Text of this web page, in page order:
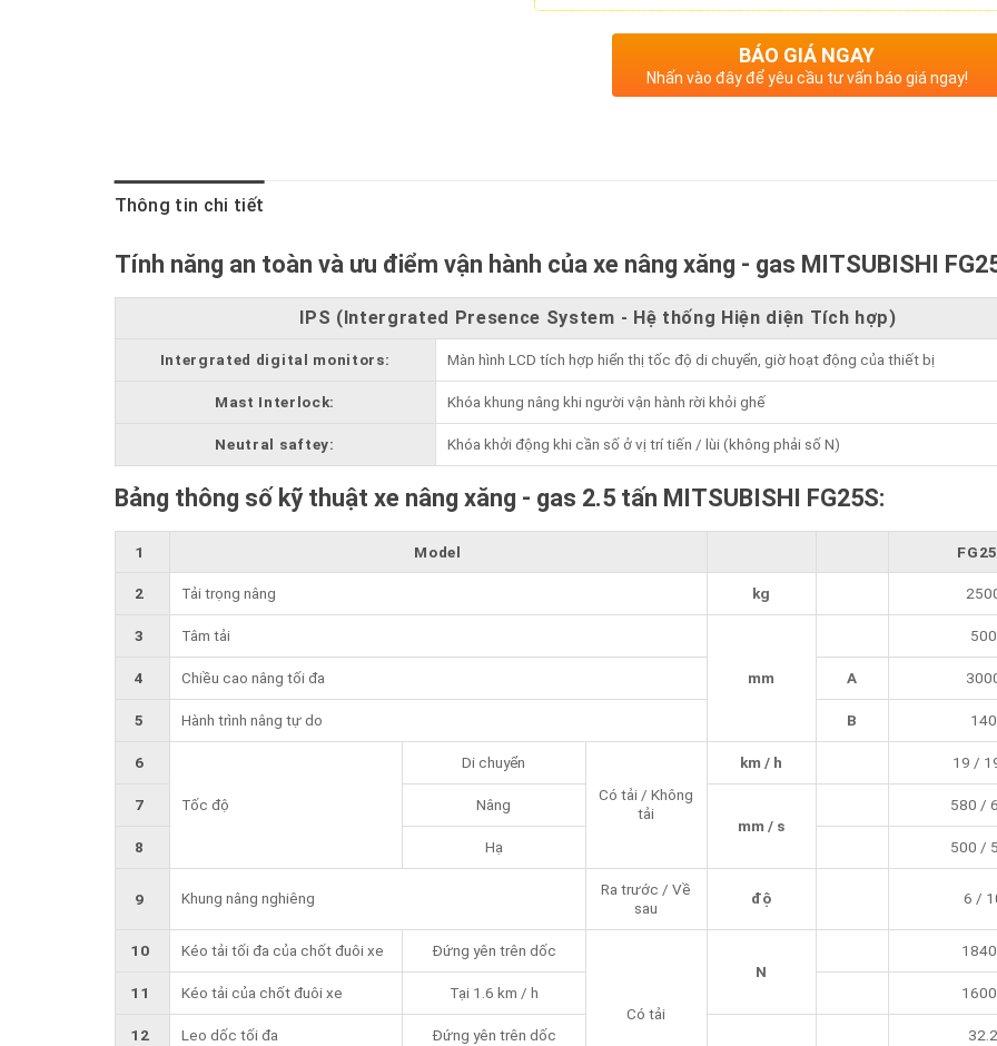
BÁO GIÁ NGAY
Nhấn vào đây để yêu cầu tư vấn báo giá ngay!
Thông tin chi tiết
Tính năng an toàn và ưu điểm vận hành của xe nâng xăng - gas MITSUBISHI
IPS (Intergrated Presence System - Hệ thống Hiện diện Tích hợp)
Intergrated digital monitors: Màn hình LCD tích hợp hiển thị tốc độ di chuyển, giờ hoạt động của thiết bị
Mast Interlock: Khóa khung nâng khi người vận hành rời khỏi ghế
Neutral saftey: Khóa khởi động khi cần số ở vị trí tiến / lùi (không phải số N)
Bảng thông số kỹ thuật xe nâng xăng - gas 2.5 tấn MITSUBISHI FG25S:
1 Model
2 Tải trọng nâng kg
3 Tâm tải
mm
500
4 Chiều cao nâng tối đa A
5 Hành trình nâng tự do B 140
6
Tốc độ
Di chuyển
Có tải / Không
tải
km / h 19 /
7
Nâng
mm / s
580 /
8 Hạ 500 /
9 Khung nâng nghiêng
Ra trước / Về
sau
độ 6 /
10 Kéo tải tối đa của chốt đuôi xe Đứng yên trên dốc
Có tải
N
11 Kéo tải của chốt đuôi xe Tại 1.6 km / h
12 Leo dốc tối đa
Đứng yên trên dốc
32.2